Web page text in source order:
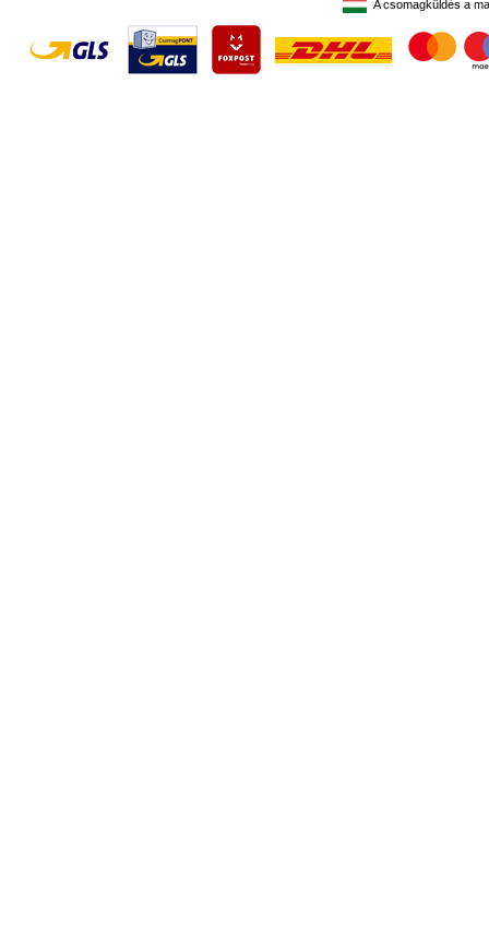
A csomagküldés a